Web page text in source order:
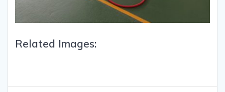
Related Images: